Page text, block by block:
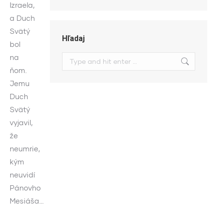
Izraela,
a Duch
Svätý
bol
na
ňom.
Jemu
Duch
Svätý
vyjavil,
že
neumrie,
kým
neuvidí
Pánovho
Mesiáša…
Hľadaj
Search: